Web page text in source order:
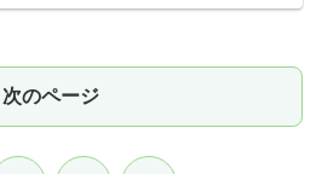
次のページ